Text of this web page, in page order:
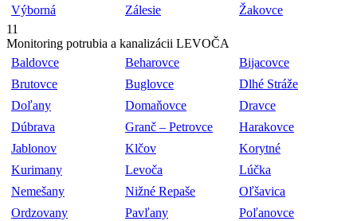
Výborná
Zálesie
Žakovce
11
Monitoring potrubia a kanalizácii LEVOČA
Baldovce
Beharovce
Bijacovce
Brutovce
Buglovce
Dlhé Stráže
Doľany
Domaňovce
Dravce
Dúbrava
Granč – Petrovce
Harakovce
Jablonov
Klčov
Korytné
Kurimany
Levoča
Lúčka
Nemešany
Nižné Repaše
Oľšavica
Ordzovany
Pavľany
Poľanovce